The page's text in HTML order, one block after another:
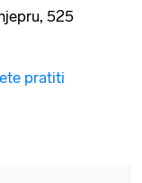
525
pratiti